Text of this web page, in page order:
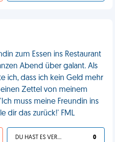
zum Essen ins Restaurant
Abend über galant. Als
ich, dass ich kein Geld mehr
Zettel von meinem
muss meine Freundin ins
dir das zurück!' FML
DU HAST ES VERDIENT 0